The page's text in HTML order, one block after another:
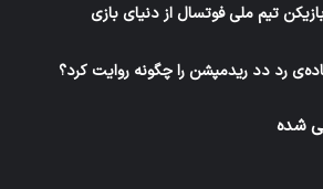
تیم ملی فوتسال از دنیای بازی
رد دد ریدمپشن را چگونه روایت کرد؟
شده